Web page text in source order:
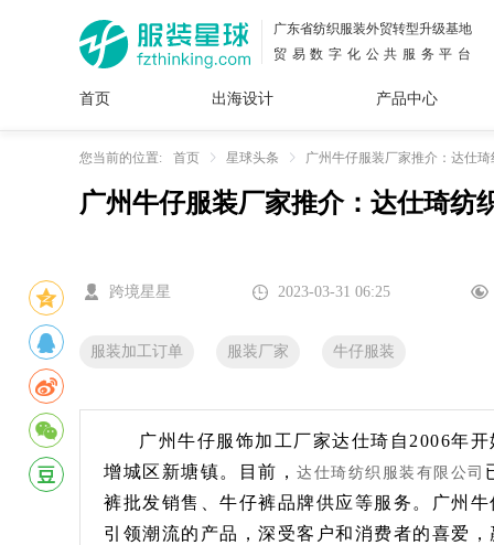
广东省纺织服装外贸转型升级基地
贸易数字化公共服务平台
首页 出海设计
面料
花型
插画
图案
服装
设计
产品中心
女装
内衣
男装
运动
服
童装
牛仔
服装
您当前的位置: 首页 星球头条 广州牛仔服装厂家推介：达仕
广州牛仔服装厂家推介：达仕琦纺
跨境星星 2023-03-31 06:25
服装加工订单 服装厂家 牛仔服装
广州牛仔服饰加工厂家达仕琦自2006年
增城区新塘镇。目前， 达仕琦纺织服装有限公司
裤批发销售、牛仔裤品牌供应等服务。广州
引领潮流的产品，深受客户和消费者的喜爱